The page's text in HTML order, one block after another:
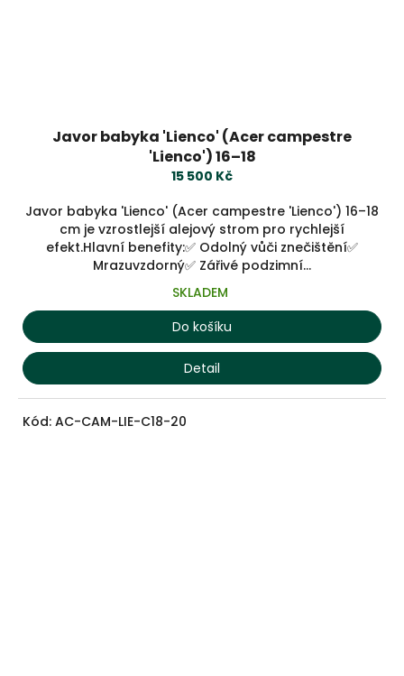
Javor babyka 'Lienco' (Acer campestre
'Lienco') 16–18
15 500 Kč
Javor babyka 'Lienco' (Acer campestre 'Lienco') 16–18
cm je vzrostlejší alejový strom pro rychlejší
efekt.Hlavní benefity:✅ Odolný vůči znečištění✅
Mrazuvzdorný✅ Zářivé podzimní...
SKLADEM
Do košíku
Detail
Kód: AC-CAM-LIE-C18-20